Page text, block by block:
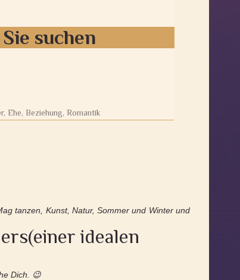
suchen
Ehe, Beziehung, Romantik
tanzen, Kunst, Natur, Sommer und Winter und
idealen
Dich. 😉